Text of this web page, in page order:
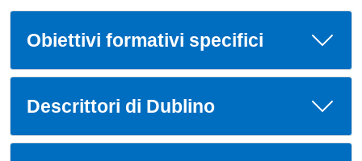
Obiettivi formativi specifici
Descrittori di Dublino